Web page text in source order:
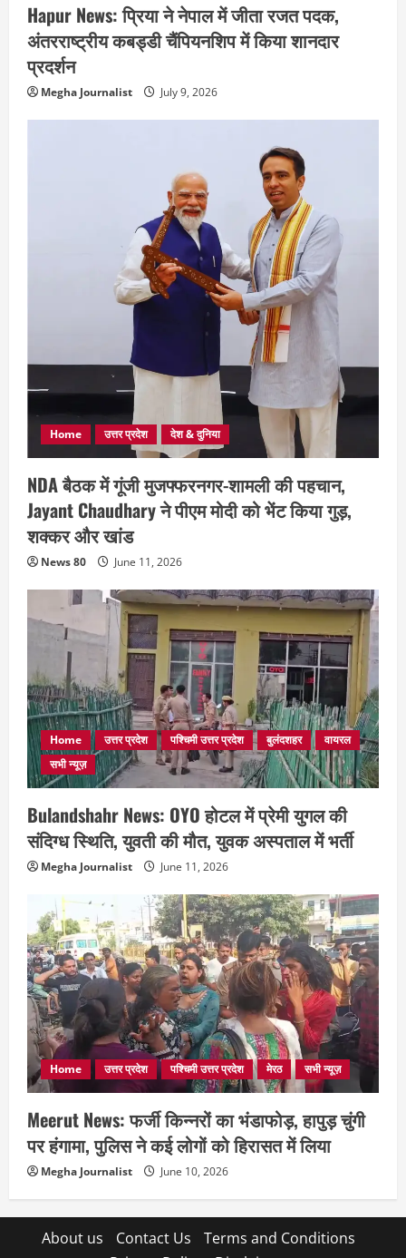
Hapur News: प्रिया ने नेपाल में जीता रजत पदक,
अंतरराष्ट्रीय कबड्डी चैंपियनशिप में किया शानदार
प्रदर्शन
Megha Journalist July 9, 2026
Home उत्तर प्रदेश देश & दुनिया
NDA बैठक में गूंजी मुजफ्फरनगर-शामली की पहचान,
Jayant Chaudhary ने पीएम मोदी को भेंट किया गुड़,
शक्कर और खांड
News 80 June 11, 2026
Home उत्तर प्रदेश पश्चिमी उत्तर प्रदेश बुलंदशहर
वायरल
सभी न्यूज़
Bulandshahr News: OYO होटल में प्रेमी युगल की
संदिग्ध स्थिति, युवती की मौत, युवक अस्पताल में भर्ती
Megha Journalist June 11, 2026
Home उत्तर प्रदेश पश्चिमी उत्तर प्रदेश मेरठ सभी न्यूज़
Meerut News: फर्जी किन्नरों का भंडाफोड़, हापुड़ चुंगी
पर हंगामा, पुलिस ने कई लोगों को हिरासत में लिया
Megha Journalist June 10, 2026
About us Contact Us
Terms and Conditions